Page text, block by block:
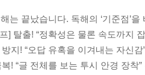
는 끝났습니다. 독해의 ‘기준점’
] 탈출! “정확성은 물론 속도까지
지! “오답 유혹을 이겨내는 자신감
! “글 전체를 보는 투시 안경 장착”